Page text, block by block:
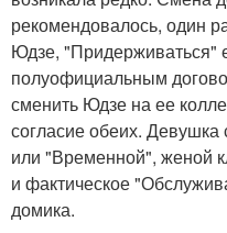
рекомендовалось, один
Юдзе,
полуофициальным
сменить Юдзе на ее
согласие обеих. Девушка
или "Временной", женой
и фактическое
домика.